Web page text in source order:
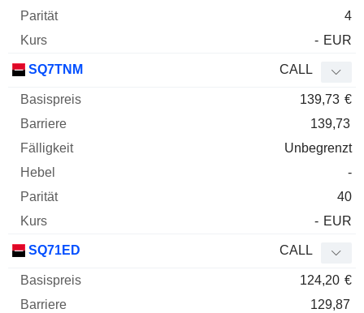
4
- EUR
SQ7TNM CALL
139,73 €
139,73
Unbegrenzt
-
40
- EUR
SQ71ED CALL
124,20 €
129,87